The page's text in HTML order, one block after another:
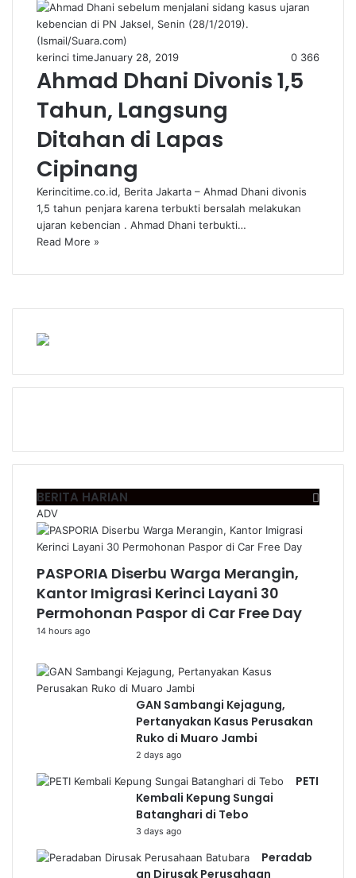
kerinci timeJanuary 28, 2019 0 366
Ahmad Dhani Divonis 1,5
Tahun, Langsung
Ditahan di Lapas
Cipinang
Kerincitime.co.id, Berita Jakarta – Ahmad Dhani divonis
1,5 tahun penjara karena terbukti bersalah melakukan
ujaran kebencian . Ahmad Dhani terbukti…
Read More »
BERITA HARIAN
ADV
PASPORIA Diserbu Warga Merangin,
Kantor Imigrasi Kerinci Layani 30
Permohonan Paspor di Car Free Day
14 hours ago
GAN Sambangi Kejagung,
Pertanyakan Kasus Perusakan
Ruko di Muaro Jambi
2 days ago
PETI
Kembali Kepung Sungai
Batanghari di Tebo
3 days ago
Peradab
an Dirusak Perusahaan